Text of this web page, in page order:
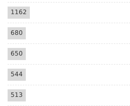
1162
680
650
544
513